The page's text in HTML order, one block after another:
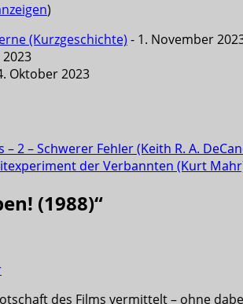
)
(Kurzgeschichte) - 1. November
Oktober 2023
2 – Schwerer Fehler (Keith R. A.
der Verbannten (Kurt
(1988)“
des Films vermittelt – ohne